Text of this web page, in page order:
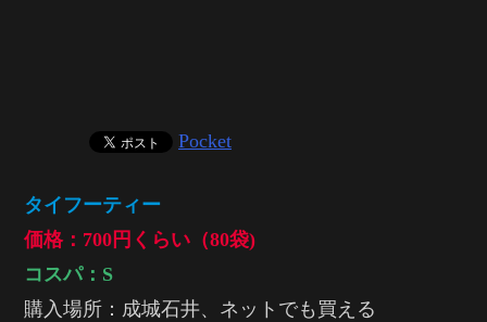
Pocket
タイフーティー
価格：700円くらい（80袋)
コスパ：S
購入場所：成城石井、ネットでも買える